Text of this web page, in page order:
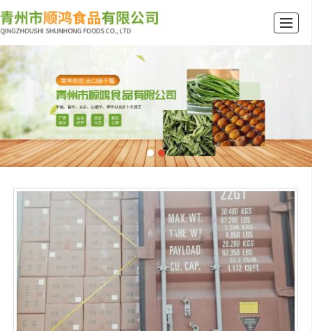
首页 新闻动态